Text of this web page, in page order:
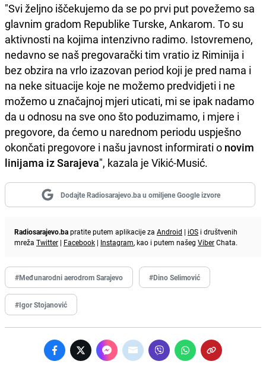
"Svi željno iščekujemo da se po prvi put povežemo sa
glavnim gradom Republike Turske, Ankarom. To su
aktivnosti na kojima intenzivno radimo. Istovremeno,
nedavno se naš pregovarački tim vratio iz Riminija i
bez obzira na vrlo izazovan period koji je pred nama i
na neke situacije koje ne možemo predvidjeti i ne
možemo u značajnoj mjeri uticati, mi se ipak nadamo
da u odnosu na sve ono što poduzimamo, i mjere i
pregovore, da ćemo u narednom periodu uspješno
okončati pregovore i našu javnost informirati o novim
linijama iz Sarajeva", kazala je Vikić-Musić.
Dodajte Radiosarajevo.ba u omiljene Google izvore
Radiosarajevo.bapratite putem aplikacije za Android | iOS i društvenih
mreža Twitter | Facebook | Instagram, kao i putem našeg ViberChata.
#Međunarodni aerodrom Sarajevo #Dino Selimović
#Igor Stojanović